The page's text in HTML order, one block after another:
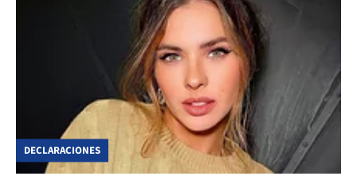
DECLARACIONES